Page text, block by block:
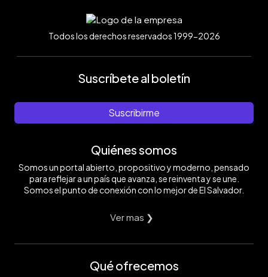
Todos los derechos reservados 1999-2026
Suscríbete al boletín
Suscribirme
Quiénes somos
Somos un portal abierto, propositivo y moderno, pensado
para reflejar a un país que avanza, se reinventa y se une.
Somos el punto de conexión con lo mejor de El Salvador.
Ver mas ❯
Qué ofrecemos